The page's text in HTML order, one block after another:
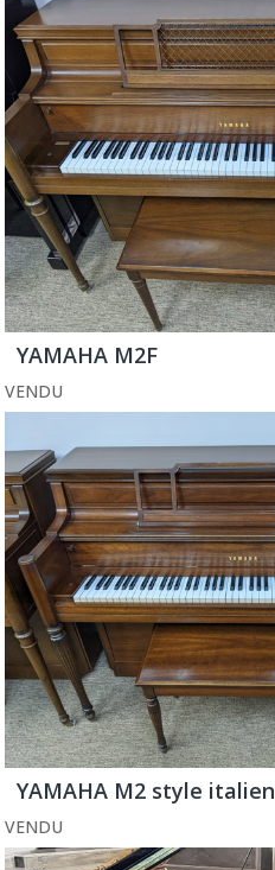
YAMAHA M2F
VENDU
YAMAHA M2 style italien
VENDU